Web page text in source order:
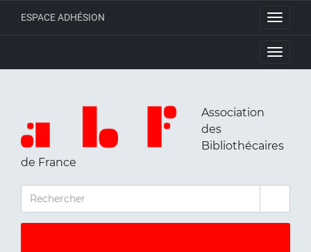
Toggle
ESPACE ADHÉSION
Toggle
Association
des
Bibliothécaires
de France
RECHERCHER